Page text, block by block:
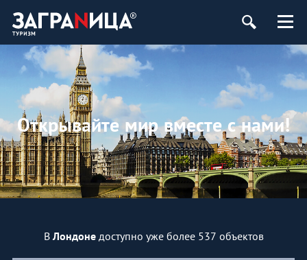
Открывайте мир вместе с нами!
в Лондонедоступно уже более 537 объектов